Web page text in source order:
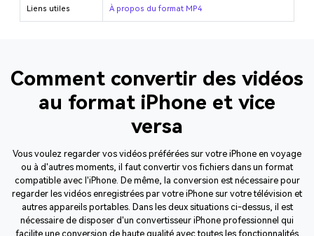
Liens utiles À propos du format MP4
Comment convertir des vidéos
au format iPhone et vice
versa
Vous voulez regarder vos vidéos préférées sur votre iPhone en voyage
ou à d'autres moments, il faut convertir vos fichiers dans un format
compatible avec l'iPhone. De même, la conversion est nécessaire pour
regarder les vidéos enregistrées par votre iPhone sur votre télévision et
autres appareils portables. Dans les deux situations ci-dessus, il est
nécessaire de disposer d'un convertisseur iPhone professionnel qui
facilite une conversion de haute qualité avec toutes les fonctionnalités